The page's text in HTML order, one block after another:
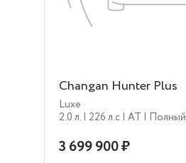
Changan Hunter Plus
Luxe
2.0 л. | 226 л.c | AT | Полный
3 699 900 ₽